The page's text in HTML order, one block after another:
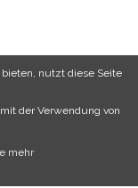
nutzt diese Seite
der Verwendung von
mehr